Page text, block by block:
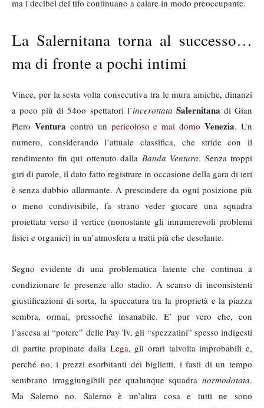
ma i decibel del tifo continuano a calare in modo preoccupante.
La Salernitana torna al successo…
ma di fronte a pochi intimi
Vince, per la sesta volta consecutiva tra le mura amiche, dinanzi
a poco più di 54oo spettatori l’incerottata Salernitana di Gian
Piero Ventura contro un pericoloso e mai domo Venezia. Un
numero, considerando l’attuale classifica, che stride con il
rendimento fin qui ottenuto dalla Banda Ventura. Senza troppi
giri di parole, il dato fatto registrare in occasione della gara di ieri
è senza dubbio allarmante. A prescindere da ogni posizione più
o meno condivisibile, fa strano veder giocare una squadra
proiettata verso il vertice (nonostante gli innumerevoli problemi
fisici e organici) in un’atmosfera a tratti più che desolante.
Segno evidente di una problematica latente che continua a
condizionare le presenze allo stadio. A scanso di inconsistenti
giustificazioni di sorta, la spaccatura tra la proprietà e la piazza
sembra, ormai, pressoché insanabile. E’ pur vero che, con
l’ascesa al “potere” delle Pay Tv, gli “spezzatini” spesso indigesti
di partite propinate dalla Lega, gli orari talvolta improbabili e,
perché no, i prezzi esorbitanti dei biglietti, i fasti di un tempo
sembrano irraggiungibili per qualunque squadra normodotata.
Ma Salerno no. Salerno è un’altra cosa e tutti ne sono